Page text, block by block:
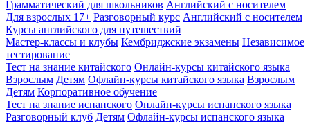
Грамматический для школьников Английский с носителем
Для взрослых 17+ Разговорный курс Английский с носителем
Курсы английского для путешествий
Мастер-классы и клубы Кембриджские экзамены Независимое
тестирование
Тест на знание китайского Онлайн-курсы китайского языка
Взрослым Детям Офлайн-курсы китайского языка Взрослым
Детям Корпоративное обучение
Тест на знание испанского Онлайн-курсы испанского языка
Разговорный клуб Детям Офлайн-курсы испанского языка